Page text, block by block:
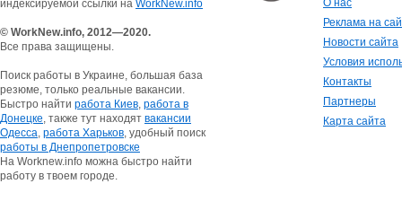
индексируемой ссылки на WorkNew.info
© WorkNew.info, 2012—2020.
Все права защищены.
Поиск работы в Украине, большая база
резюме, только реальные вакансии.
Быстро найти работа Киев, работа в
Донецке, также тут находят вакансии
Одесса, работа Харьков, удобный поиск
работы в Днепропетровске
На Worknew.info можна быстро найти
работу в твоем городе.
О нас
Реклама на
Новости сайта
Условия
Контакты
Партнеры
Карта сайта